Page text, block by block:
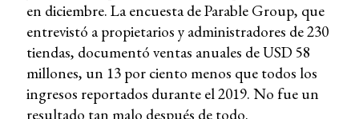
en diciembre. La encuesta de Parable Group, que
entrevistó a propietarios y administradores de 230
tiendas, documentó ventas anuales de USD 58
millones, un 13 por ciento menos que todos los
ingresos reportados durante el 2019. No fue un
resultado tan malo después de todo.